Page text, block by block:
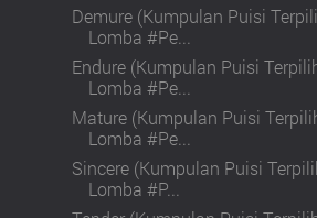
Demure (Kumpulan Puisi
Lomba #Pe...
Endure (Kumpulan Puisi
Lomba #Pe...
Mature (Kumpulan Puisi
Lomba #Pe...
Sincere (Kumpulan Puisi
Lomba #P...